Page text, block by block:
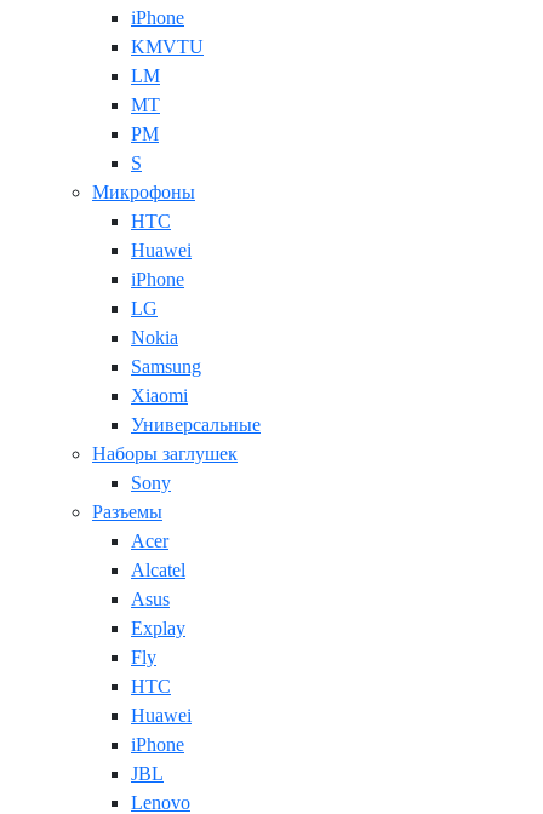
iPhone
KMVTU
LM
MT
PM
S
Микрофоны
HTC
Huawei
iPhone
LG
Nokia
Samsung
Xiaomi
Универсальные
Наборы заглушек
Sony
Разъемы
Acer
Alcatel
Asus
Explay
Fly
HTC
Huawei
iPhone
JBL
Lenovo